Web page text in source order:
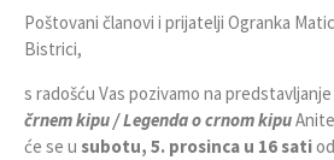
Poštovani članovi i prijatelji Ogranka
Bistrici,
s radošću Vas pozivamo na
črnem kipu / Legenda o crnom kipu
će se u subotu, 5. prosinca u 16 sati